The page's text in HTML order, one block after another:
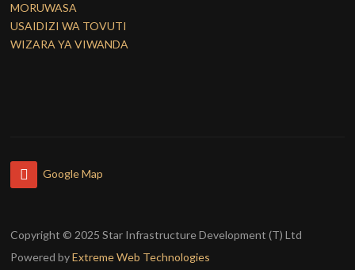
MORUWASA
USAIDIZI WA TOVUTI
WIZARA YA VIWANDA
Google Map
Copyright © 2025 Star Infrastructure Development (T) Ltd
Powered byExtreme Web Technologies